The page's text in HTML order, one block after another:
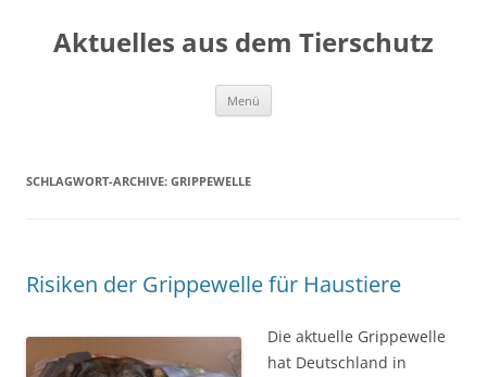
Aktuelles aus dem Tierschutz
Menü
SCHLAGWORT-ARCHIVE: GRIPPEWELLE
Risiken der Grippewelle für Haustiere
Die aktuelle Grippewelle
hat Deutschland in